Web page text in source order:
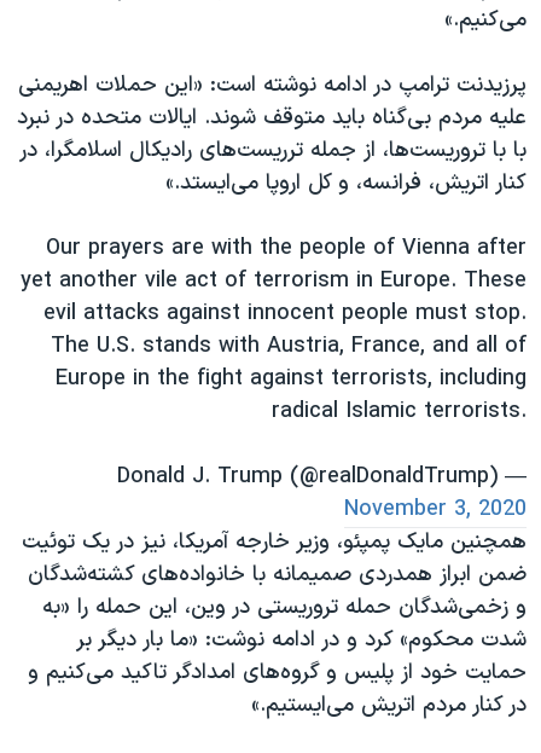
اسرائیل در جنگ
همایش محافظه‌کاران آمریکا «سی‌پک»
صفحه‌های ویژه
سفر پرزیدنت ترامپ به چین
می‌کنیم.»
پرزیدنت ترامپ در ادامه نوشته است: «این حملات اهریمنی
علیه مردم بی‌گناه باید متوقف شوند. ایالات متحده در نبرد
با با تروریست‌ها، از جمله ترریست‌های رادیکال اسلامگرا، در
کنار اتریش، فرانسه، و کل اروپا می‌ایستد.»
Our prayers are with the people of Vienna after
yet another vile act of terrorism in Europe. These
evil attacks against innocent people must stop.
The U.S. stands with Austria, France, and all of
Europe in the fight against terrorists, including
radical Islamic terrorists.
— Donald J. Trump (@realDonaldTrump)
November 3, 2020
همچنین مایک پمپئو، وزیر خارجه آمریکا، نیز در یک توئیت
ضمن ابراز همدردی صمیمانه با خانواده‌های کشته‌شدگان
و زخمی‌شدگان حمله تروریستی در وین، این حمله را «به
شدت محکوم» کرد و در ادامه نوشت: «ما بار دیگر بر
حمایت خود از پلیس و گروه‌های امدادگر تاکید می‌کنیم و
در کنار مردم اتریش می‌ایستیم.»